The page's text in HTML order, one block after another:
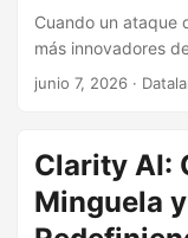
Cuando un ataque
más innovadores
ingeniero de
motor de datos
críticas del planeta.
junio 7, 2026 ·
Clarity AI:
Minguela